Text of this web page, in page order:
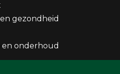
gezondheid
onderhoud